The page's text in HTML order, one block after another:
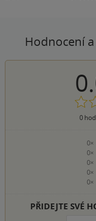
Hodnocení
0
0×
0×
0×
0×
0×
PŘIDEJTE SVÉ